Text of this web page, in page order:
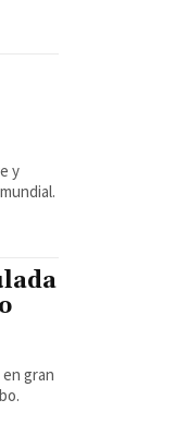
y
gran